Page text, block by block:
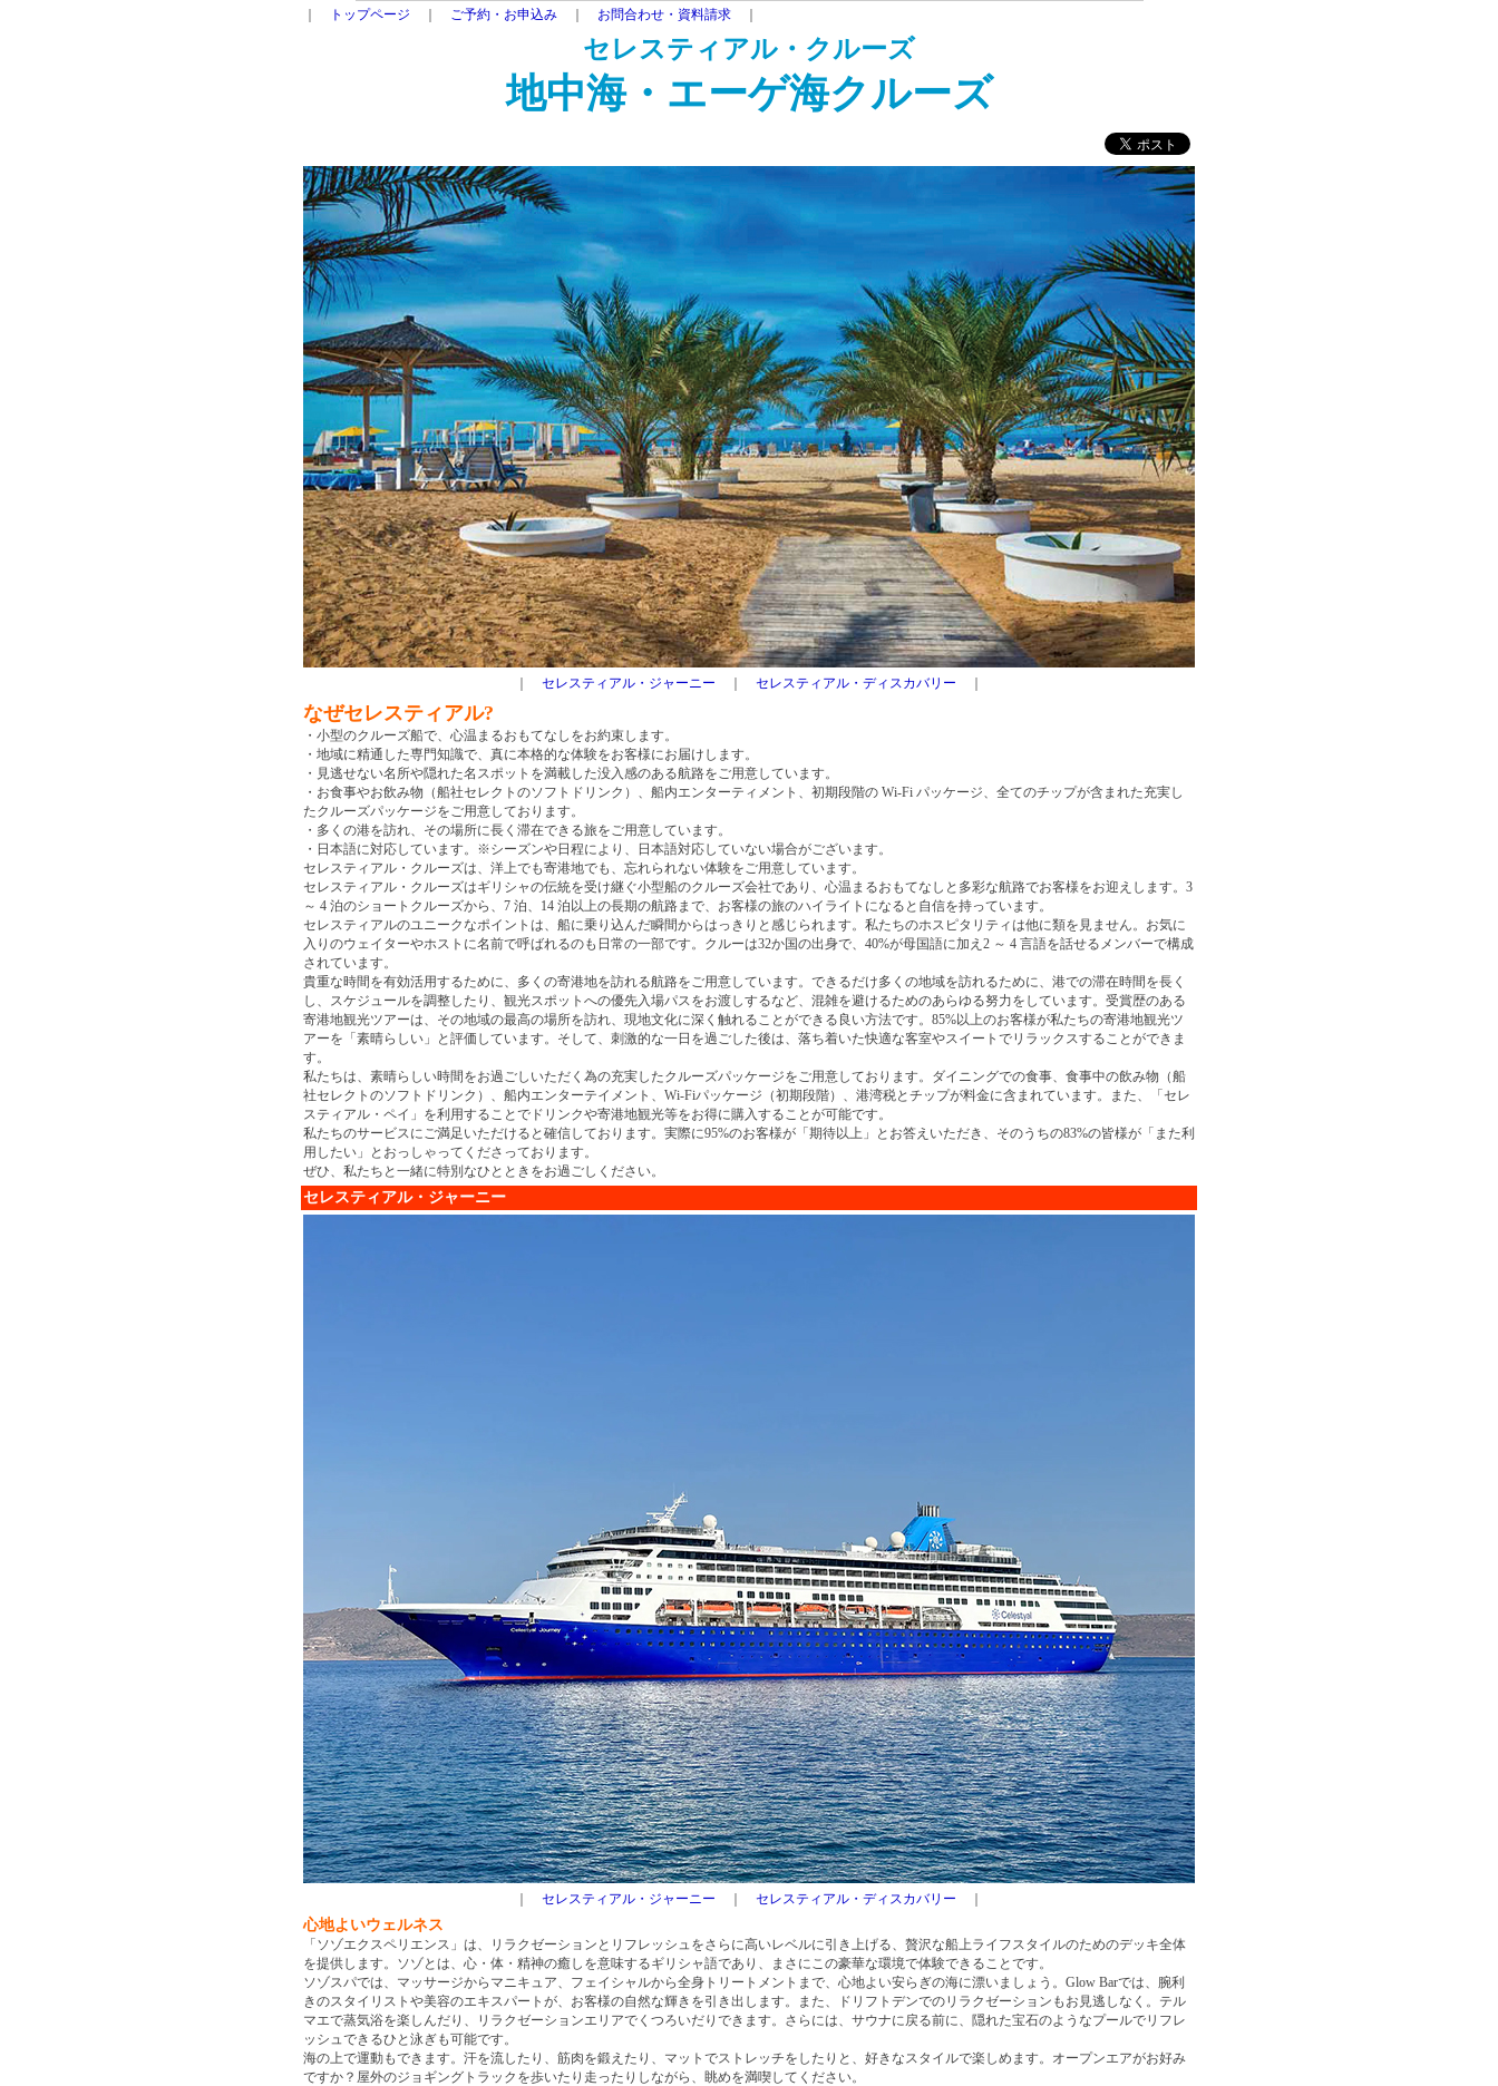
トップページ ご予約・お申込み お問合わせ・資料請求
セレスティアル・クルーズ
地中海・エーゲ海クルーズ
セレスティアル・ジャーニー セレスティアル・ディスカバリー
なぜセレスティアル?
・小型のクルーズ船で、心温まるおもてなしをお約束します。
・地域に精通した専門知識で、真に本格的な体験をお客様にお届けします。
・見逃せない名所や隠れた名スポットを満載した没入感のある航路をご用意しています。
・お食事やお飲み物（船社セレクトのソフトドリンク）、船内エンターティメント、初期段階の Wi-Fi パッケージ、全てのチップが含まれた充実し
たクルーズパッケージをご用意しております。
・多くの港を訪れ、その場所に長く滞在できる旅をご用意しています。
・日本語に対応しています。※シーズンや日程により、日本語対応していない場合がございます。
セレスティアル・クルーズは、洋上でも寄港地でも、忘れられない体験をご用意しています。
セレスティアル・クルーズはギリシャの伝統を受け継ぐ小型船のクルーズ会社であり、心温まるおもてなしと多彩な航路でお客様をお迎えします。3
～ 4 泊のショートクルーズから、7 泊、14 泊以上の長期の航路まで、お客様の旅のハイライトになると自信を持っています。
セレスティアルのユニークなポイントは、船に乗り込んだ瞬間からはっきりと感じられます。私たちのホスピタリティは他に類を見ません。お気に
入りのウェイターやホストに名前で呼ばれるのも日常の一部です。クルーは32か国の出身で、40%が母国語に加え2 ～ 4 言語を話せるメンバーで構成
されています。
貴重な時間を有効活用するために、多くの寄港地を訪れる航路をご用意しています。できるだけ多くの地域を訪れるために、港での滞在時間を長く
し、スケジュールを調整したり、観光スポットへの優先入場パスをお渡しするなど、混雑を避けるためのあらゆる努力をしています。受賞歴のある
寄港地観光ツアーは、その地域の最高の場所を訪れ、現地文化に深く触れることができる良い方法です。85%以上のお客様が私たちの寄港地観光ツ
アーを「素晴らしい」と評価しています。そして、刺激的な一日を過ごした後は、落ち着いた快適な客室やスイートでリラックスすることができま
す。
私たちは、素晴らしい時間をお過ごしいただく為の充実したクルーズパッケージをご用意しております。ダイニングでの食事、食事中の飲み物（船
社セレクトのソフトドリンク）、船内エンターテイメント、Wi-Fiパッケージ（初期段階）、港湾税とチップが料金に含まれています。また、「セレ
スティアル・ペイ」を利用することでドリンクや寄港地観光等をお得に購入することが可能です。
私たちのサービスにご満足いただけると確信しております。実際に95%のお客様が「期待以上」とお答えいただき、そのうちの83%の皆様が「また利
用したい」とおっしゃってくださっております。
ぜひ、私たちと一緒に特別なひとときをお過ごしください。
セレスティアル・ジャーニー
セレスティアル・ジャーニー セレスティアル・ディスカバリー
心地よいウェルネス
「ソゾエクスペリエンス」は、リラクゼーションとリフレッシュをさらに高いレベルに引き上げる、贅沢な船上ライフスタイルのためのデッキ全体
を提供します。ソゾとは、心・体・精神の癒しを意味するギリシャ語であり、まさにこの豪華な環境で体験できることです。
ソゾスパでは、マッサージからマニキュア、フェイシャルから全身トリートメントまで、心地よい安らぎの海に漂いましょう。Glow Barでは、腕利
きのスタイリストや美容のエキスパートが、お客様の自然な輝きを引き出します。また、ドリフトデンでのリラクゼーションもお見逃しなく。テル
マエで蒸気浴を楽しんだり、リラクゼーションエリアでくつろいだりできます。さらには、サウナに戻る前に、隠れた宝石のようなプールでリフレ
ッシュできるひと泳ぎも可能です。
海の上で運動もできます。汗を流したり、筋肉を鍛えたり、マットでストレッチをしたりと、好きなスタイルで楽しめます。オープンエアがお好み
ですか？屋外のジョギングトラックを歩いたり走ったりしながら、眺めを満喫してください。